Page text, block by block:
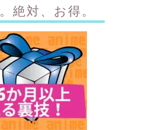
絶対、お得。